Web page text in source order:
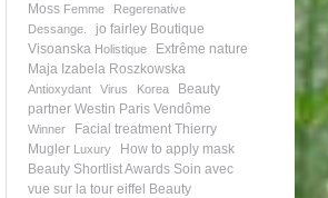
Moss Femme
Regerenative
Dessange.
jo fairley Boutique
Visoanska Holistique
Extrême nature
Maja Izabela Roszkowska
Antioxydant Virus Korea
Beauty
partner Westin Paris Vendôme
Winner Facial treatment Thierry
Mugler Luxury
How to apply mask
Beauty Shortlist Awards Soin avec
vue sur la tour eiffel
Beauty